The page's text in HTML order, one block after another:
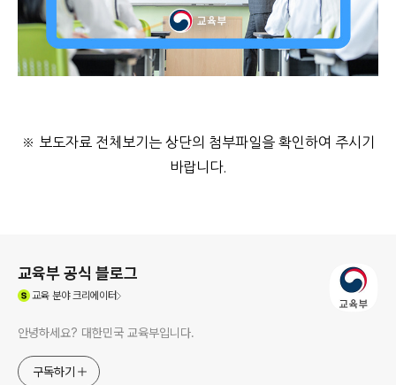
​※ 보도자료 전체보기는 상단의 첨부파일을 확인하여 주시기
바랍니다.
교육부 공식 블로그
교육분야 크리에이터
안녕하세요? 대한민국 교육부입니다.
구독하기